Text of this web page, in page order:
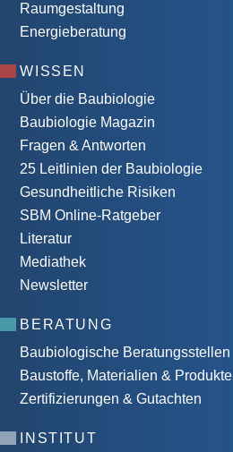
Raumgestaltung
Energieberatung
WISSEN
Über die Baubiologie
Baubiologie Magazin
Fragen & Antworten
25 Leitlinien der Baubiologie
Gesundheitliche Risiken
SBM Online-Ratgeber
Literatur
Mediathek
Newsletter
BERATUNG
Baubiologische Beratungsstellen
Baustoffe, Materialien & Produkte
Zertifizierungen & Gutachten
INSTITUT